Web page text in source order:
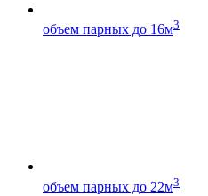
объем парных до 16м3
объем парных до 22м3